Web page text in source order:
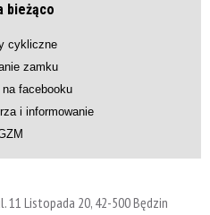
bieżąco
cykliczne
zamku
na facebooku
i informowanie
11 Listopada 20, 42-500 Będzin